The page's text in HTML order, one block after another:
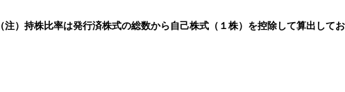
（注）持株比率は発行済株式の総数から自己株式（１株）を控除して算出して